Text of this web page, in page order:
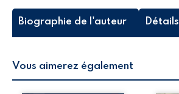
Biographie de l'auteur Détails
Vous aimerez également